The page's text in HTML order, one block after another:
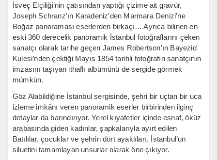
İsveç Elçiliği’nin çatısından yaptığı çizime ait gravür,
Joseph Schranz’ın Karadeniz’den Marmara Denizi’ne
Boğaz panoraması eserlerden birkaçı… Ayrıca bilinen en
eski 360 derecelik panoramik İstanbul fotoğraflarını çeken
sanatçı olarak tarihe geçen James Robertson’ın Bayezid
Kulesi’nden çektiği Mayıs 1854 tarihli fotoğrafın sanatçının
imzasını taşıyan ithaflı albümünü de sergide görmek
mümkün.
Göz Alabildiğine İstanbul sergisinde, şehri bir uçtan bir uca
izleme imkânı veren panoramik eserler birbirinden ilginç
detaylar da barındırıyor. Yerel kıyafetler içinde esnaf, öküz
arabasında giden kadınlar, şapkalarıyla ayırt edilen
Batılılar, çocuklar ve şehrin dört ayaklıları, İstanbul’un
siluetini tamamlayan unsurlar olarak öne çıkıyor.